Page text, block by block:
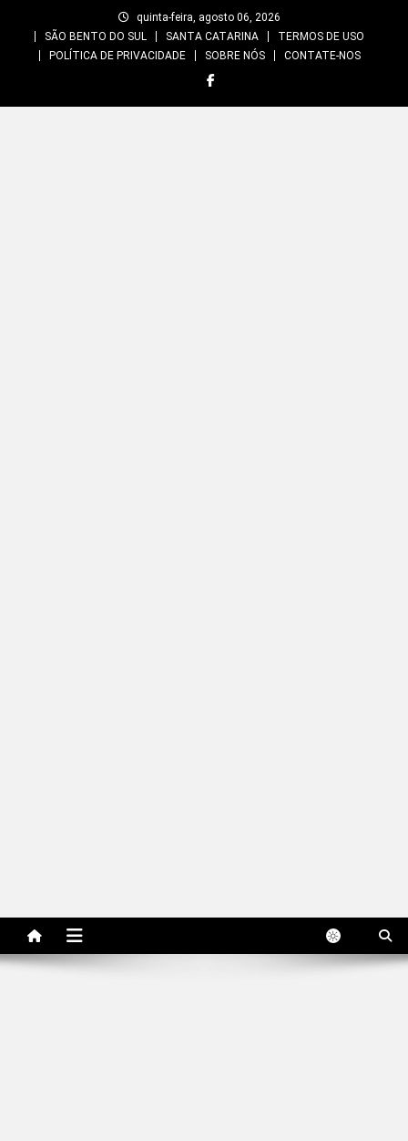
quinta-feira, agosto 06, 2026
SÃO BENTO DO SUL
SANTA CATARINA
TERMOS DE USO
POLÍTICA DE PRIVACIDADE
SOBRE NÓS CONTATE-NOS